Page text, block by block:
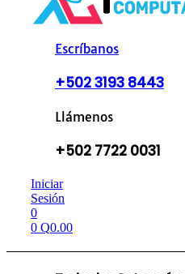
Escríbanos
+502 3193 8443
Llámenos
+502 7722 0031
Iniciar
Sesión
0
0 Q0.00